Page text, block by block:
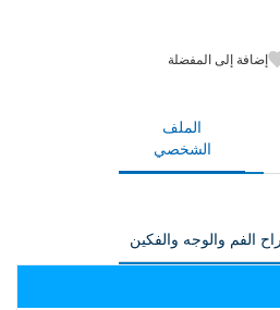
إضافة إلى المفضلة
الملف
الشخصي
الفم والوجه والفكين